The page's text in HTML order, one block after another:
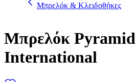
Μπρελόκ & Κλειδοθήκες
Μπρελόκ Pyramid
International